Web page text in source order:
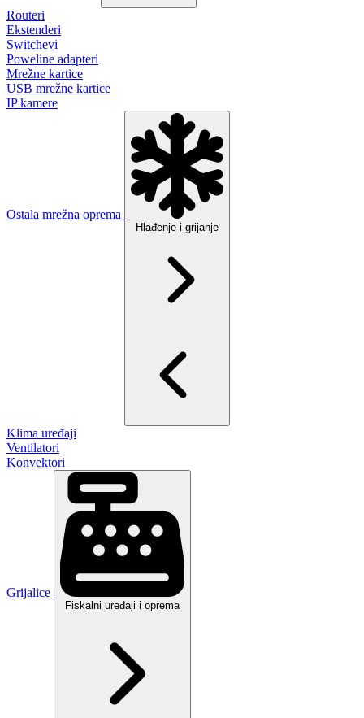
Routeri
Ekstenderi
Switchevi
Poweline adapteri
Mrežne kartice
USB mrežne kartice
IP kamere
Ostala mrežna oprema
Hlađenje i grijanje
Klima uređaji
Ventilatori
Konvektori
Grijalice
Fiskalni uređaji i oprema